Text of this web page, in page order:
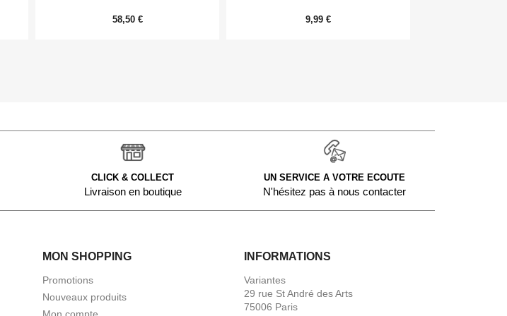
58,50 € 9,99 €
CLICK & COLLECT
Livraison en boutique
UN SERVICE A VOTRE ECOUTE
N'hésitez pas à nous contacter
MON SHOPPING
Promotions
Nouveaux produits
INFORMATIONS
Variantes
29 rue St André des Arts
75006 Paris